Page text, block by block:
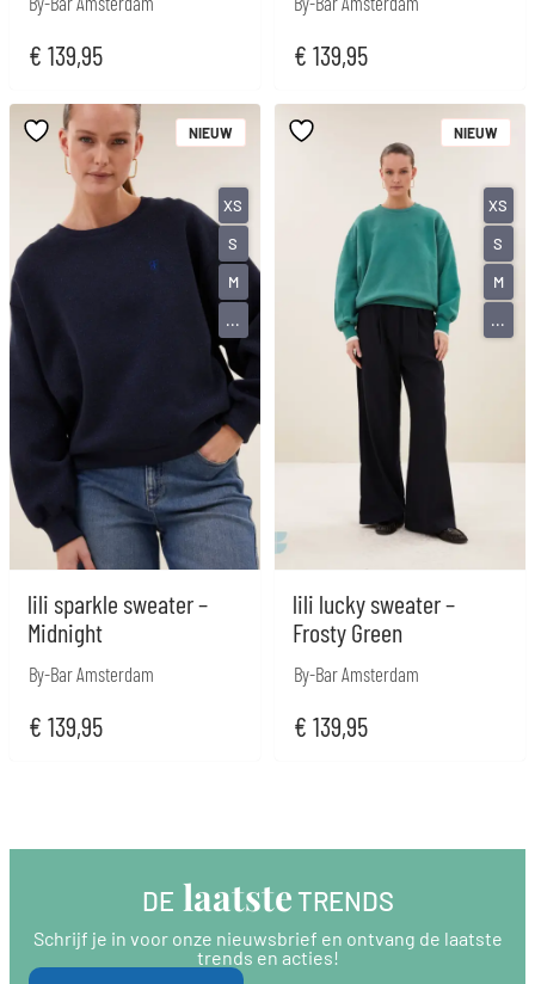
€ 139,95 € 139,95
lili sparkle sweater –
Midnight
By-Bar Amsterdam
€ 139,95
NIEUW
XS
S
M
...
lili lucky sweater –
Frosty Green
By-Bar Amsterdam
€ 139,95
NIEUW
XS
S
M
...
DE laatste TRENDS
Schrijf je in voor onze nieuwsbrief en ontvang de laatste
trends en acties!